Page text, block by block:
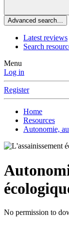
Advanced search…
Latest reviews
Search
Menu
Log in
Register
Home
Resources
Autonomie,
No permission to